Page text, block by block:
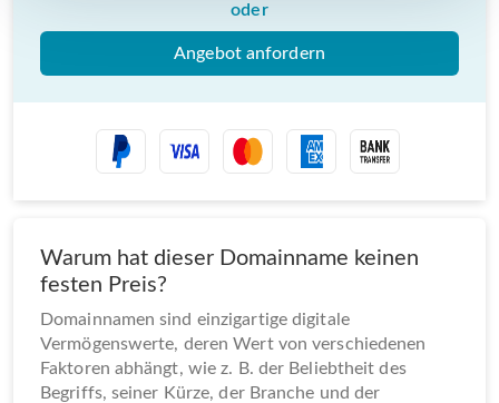
oder
Angebot anfordern
Warum hat dieser Domainname keinen
festen Preis?
Domainnamen sind einzigartige digitale
Vermögenswerte, deren Wert von verschiedenen
Faktoren abhängt, wie z. B. der Beliebtheit des
Begriffs, seiner Kürze, der Branche und der